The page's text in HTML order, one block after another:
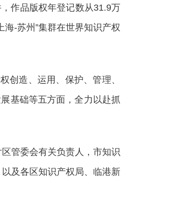
作品版权年登记数从31.9万
-苏州”集群在世界知识产权
造、运用、保护、管理、
基础等五方面，全力以赴抓
管委会有关负责人，市知识
及各区知识产权局、临港新